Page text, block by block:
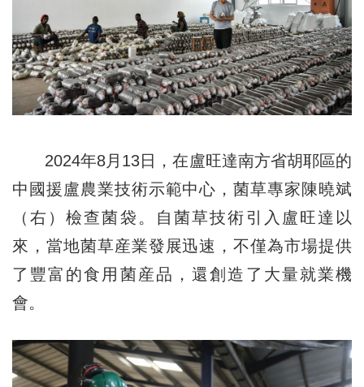
2024年8月13日，在盧旺達南方省胡耶區的
中國援盧農業技術示範中心，菌草專家陳曉斌
（右）檢查菌袋。自菌草技術引入盧旺達以
來，當地菌草産業發展迅速，不僅為市場提供
了豐富的食用菌産品，還創造了大量就業機
會。